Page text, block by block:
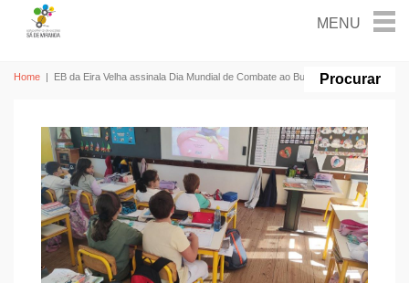
Home | EB da Eira Velha assinala Dia Mundial de Combate ao Bullying